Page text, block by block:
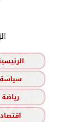
سياسة
رياضة
اقتصاد